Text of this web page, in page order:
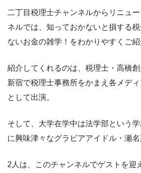
二丁目税理士チャンネルからリニュ
ネルでは、知っておかないと損する
ないお金の雑学！をわかりやすくご紹
紹介してくれるのは、税理士・高橋創
新宿で税理士事務所をかまえ各メデ
として出演。
そして、大学在学中は法学部という
に興味津々なグラビアアイドル・瀬名
2人は、このチャンネルでゲストを迎